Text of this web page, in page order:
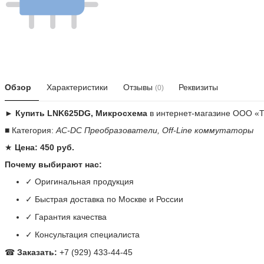
Обзор Характеристики Отзывы (0) Реквизиты
► Купить LNK625DG, Микросхема в интернет-магазине ООО
■ Категория:AC-DC Преобразователи, Off-Line коммутаторы
★ Цена: 450 руб.
Почему выбирают нас:
✓ Оригинальная продукция
✓ Быстрая доставка по Москве и России
✓ Гарантия качества
✓ Консультация специалиста
☎Заказать: +7 (929) 433-44-45